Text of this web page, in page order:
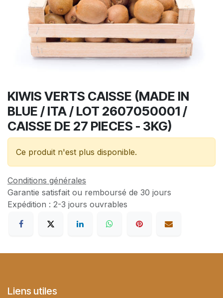
KIWIS VERTS CAISSE (MADE IN
BLUE / ITA / LOT 2607050001 /
CAISSE DE 27 PIECES - 3KG)
Ce produit n'est plus disponible.
Conditions générales
Garantie satisfait ou remboursé de 30 jours
Expédition : 2-3 jours ouvrables
Liens utiles